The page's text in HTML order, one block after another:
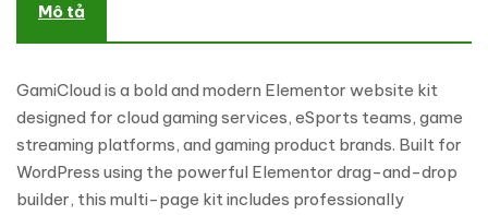
Mô tả
GamiCloud is a bold and modern Elementor website kit
designed for cloud gaming services, eSports teams, game
streaming platforms, and gaming product brands. Built for
WordPress using the powerful Elementor drag-and-drop
builder, this multi-page kit includes professionally